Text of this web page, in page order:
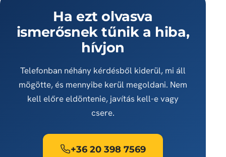
Ha ezt olvasva
ismerősnek tűnik a hiba,
hívjon
Telefonban néhány kérdésből kiderül, mi áll
mögötte, és mennyibe kerül megoldani. Nem
kell előre eldöntenie, javítás kell-e vagy
csere.
+36 20 398 7569